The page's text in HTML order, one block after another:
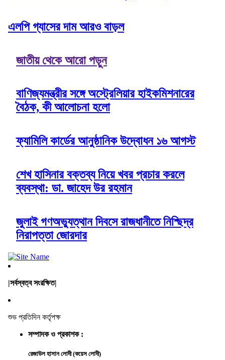
এলপি গ্যাসের দাম আরও বাড়ল
জাতীয় থেকে আরো পড়ুন
বাণিজ্যমন্ত্রীর সঙ্গে অস্ট্রেলিয়ার হাইকমিশনারের
বৈঠক, কী আলোচনা হলো
ফ্যামিলি কার্ডের আনুষ্ঠানিক উদ্বোধন ১৬ আগস্ট
শেখ হাসিনার বক্তব্য নিয়ে খবর প্রচার করলে
ব্যবস্থা: ডা. জাহেদ উর রহমান
জুলাই গণঅভ্যুত্থান দিবসে রাজধানীতে নিশ্ছিদ্র
নিরাপত্তা জোরদার
|সর্বস্বত্ব সংরক্ষিত|
শুভ প্রতিদিন কর্তৃপক্ষ
সম্পাদক ও প্রকাশক :
রেজাউল হাসান লোদী (কয়েস লোদী)